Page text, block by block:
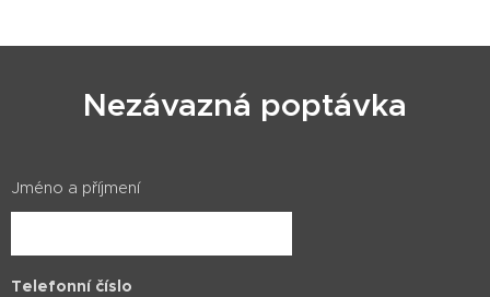
Nezávazná poptávka
Jméno a příjmení
Telefonní číslo